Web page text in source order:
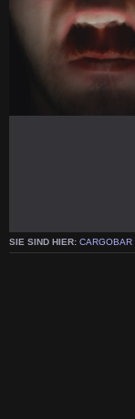
SIE SIND HIER: CARGOBAR